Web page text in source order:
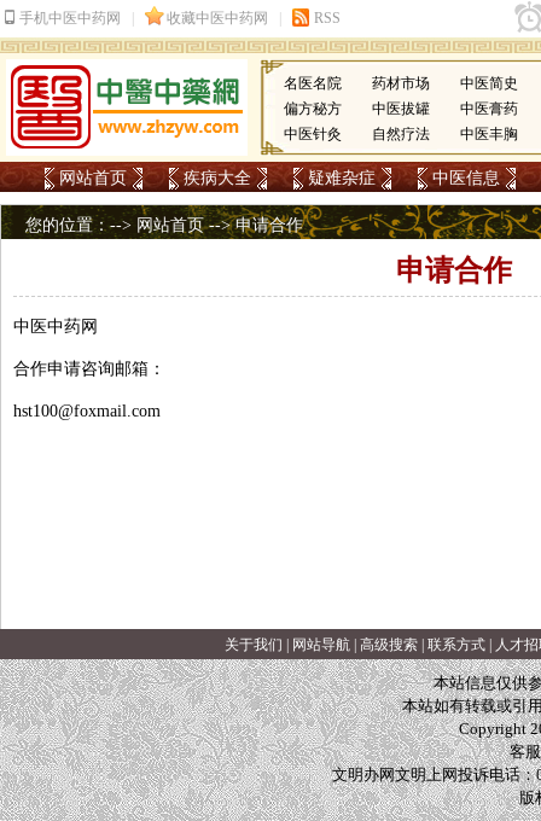
名医名院 药材市场
中医简史
偏方秘方
中医拔罐
中医膏药
中医针灸
自然疗法 中医丰胸
网站首页 疾病大全 疑难杂症 中医信息
您的位置：--> 网站首页--> 申请合作
申请合作
中医中药网
合作申请咨询邮箱：
hst100@foxmail.com
关于我们 网站导航 高级搜索 联系方式 人才
本站信息仅供
本站如有转载或引
Copyright
客
文明办网文明上网投诉电话
版